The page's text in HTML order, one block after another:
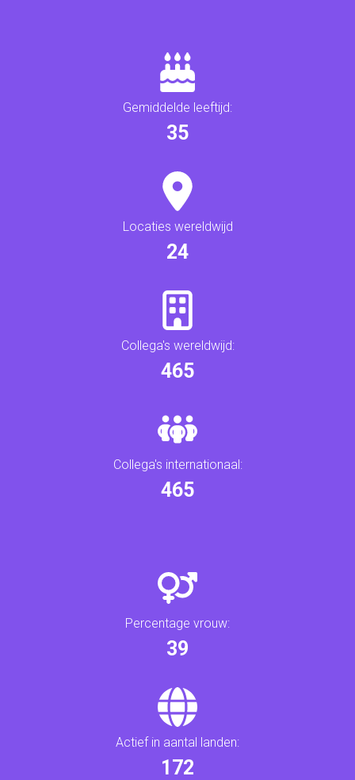
Gemiddelde leeftijd:
38
Locaties wereldwijd
26
Collega's wereldwijd:
498
Collega's internationaal:
497
Percentage vrouw:
42
Actief in aantal landen:
187